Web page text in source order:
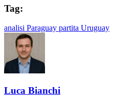
Tag:
analisi Paraguay partita Uruguay
Luca Bianchi